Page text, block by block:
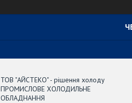
ТОВ "АЙСТЕКО" - рішення холоду
ПРОМИСЛОВЕ ХОЛОДИЛЬНЕ
ОБЛАДНАННЯ